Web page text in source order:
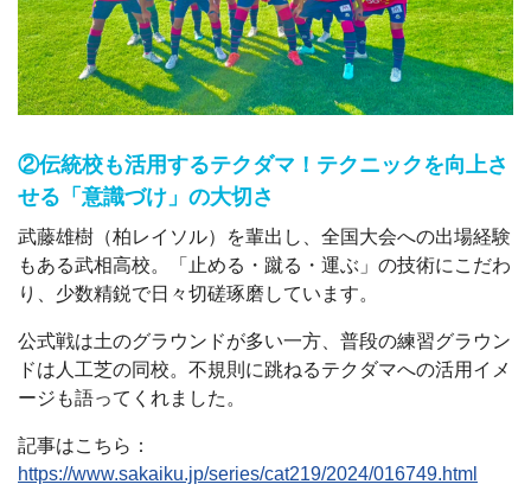
②伝統校も活用するテクダマ！テクニックを向上さ
せる 「意識づけ」の大切さ
武藤雄樹（柏レイソル）を輩出し、 全国大会への出場経験
もある武相高校。
「止める・蹴る・運ぶ」の技術にこだわ
り、少数精鋭で日々切磋琢磨しています。
公式戦は土のグラウンドが多い一方、普段の練習グラウン
ドは人工芝の同校。 不規則に跳ねるテクダマへの活用イメ
ージも語ってくれました。
記事はこちら：
https://www.sakaiku.jp/series/cat219/2024/016749.html